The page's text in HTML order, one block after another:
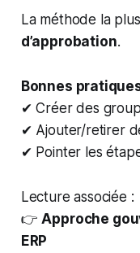
La méthode la
d’approbation.
Bonnes
✔ Créer des
✔ Ajouter/retirer
✔ Pointer les
Lecture associée :
👉Approche
ERP